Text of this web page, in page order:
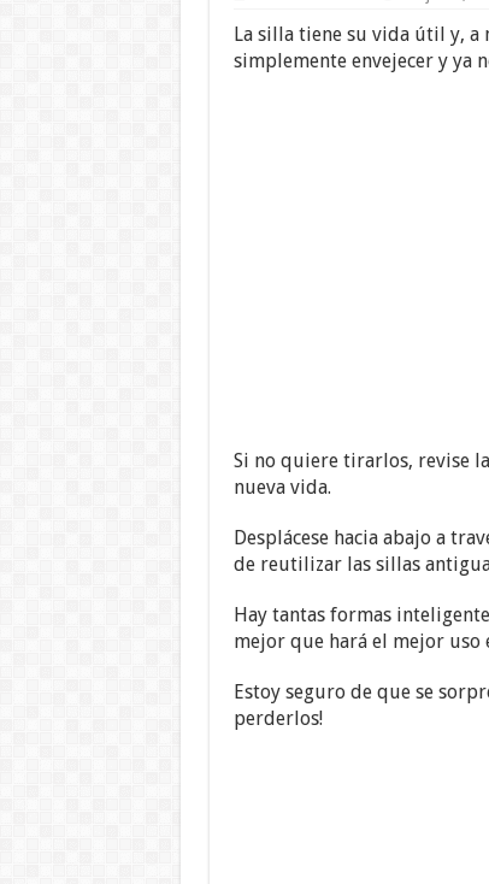
La silla tiene su vida útil y, a
simplemente envejecer y ya
Si no quiere tirarlos, revise
nueva vida.
Desplácese hacia abajo a
de reutilizar las sillas
Hay tantas formas
mejor que hará el mejor uso
Estoy seguro de que se
perderlos!